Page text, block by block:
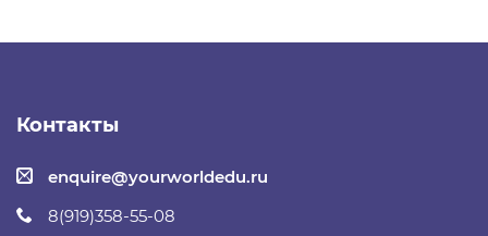
Контакты
enquire@yourworldedu.ru
8(919)358-55-08